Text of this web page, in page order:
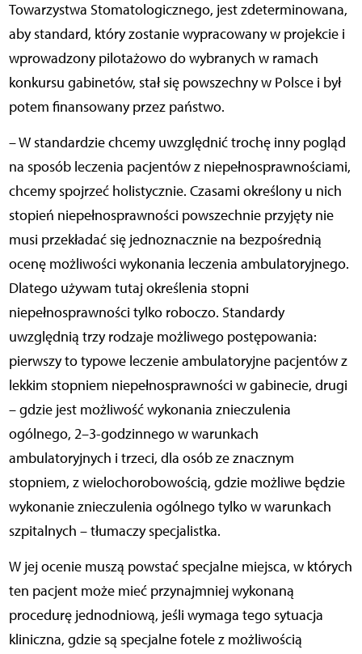
Towarzystwa Stomatologicznego, jest zdeterminowana,
aby standard, który zostanie wypracowany w projekcie i
wprowadzony pilotażowo do wybranych w ramach
konkursu gabinetów, stał się powszechny w Polsce i był
potem finansowany przez państwo.
– W standardzie chcemy uwzględnić trochę inny pogląd
na sposób leczenia pacjentów z niepełnosprawnościami,
chcemy spojrzeć holistycznie. Czasami określony u nich
stopień niepełnosprawności powszechnie przyjęty nie
musi przekładać się jednoznacznie na bezpośrednią
ocenę możliwości wykonania leczenia ambulatoryjnego.
Dlatego używam tutaj określenia stopni
niepełnosprawności tylko roboczo. Standardy
uwzględnią trzy rodzaje możliwego postępowania:
pierwszy to typowe leczenie ambulatoryjne pacjentów z
lekkim stopniem niepełnosprawności w gabinecie, drugi
– gdzie jest możliwość wykonania znieczulenia
ogólnego, 2–3-godzinnego w warunkach
ambulatoryjnych i trzeci, dla osób ze znacznym
stopniem, z wielochorobowością, gdzie możliwe będzie
wykonanie znieczulenia ogólnego tylko w warunkach
szpitalnych – tłumaczy specjalistka.
W jej ocenie muszą powstać specjalne miejsca, w których
ten pacjent może mieć przynajmniej wykonaną
procedurę jednodniową, jeśli wymaga tego sytuacja
kliniczna, gdzie są specjalne fotele z możliwością